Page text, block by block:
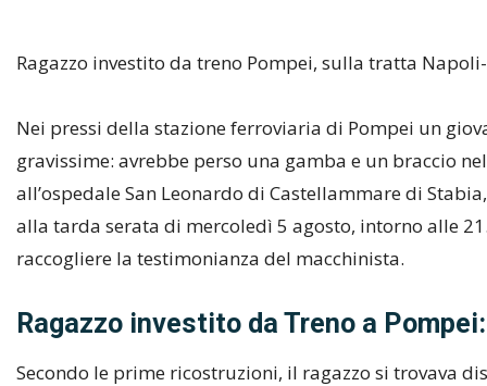
Ragazzo investito da treno Pompei, sulla tratta
Nei pressi della stazione ferroviaria di Pompei un
gravissime: avrebbe perso una gamba e un braccio
all’ospedale San Leonardo di Castellammare di
alla tarda serata di mercoledì 5 agosto, intorno alle
raccogliere la testimonianza del macchinista.
Ragazzo investito da Treno a
Secondo le prime ricostruzioni, il ragazzo si trovava